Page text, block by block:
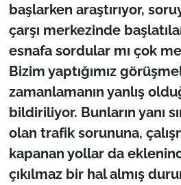
başlarken araştırıyor,
çarşı merkezinde
esnafa sordular mı çok
Bizim yaptığımız
zamanlamanın yanlış
bildiriliyor. Bunların yanı
olan trafik sorununa,
kapanan yollar da
çıkılmaz bir hal almış